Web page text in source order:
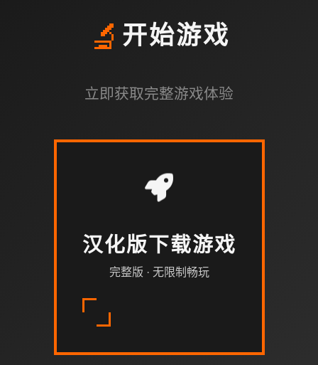
🔬 开始游戏
立即获取完整游戏体验
汉化版下载游戏
完整版 · 无限制畅玩